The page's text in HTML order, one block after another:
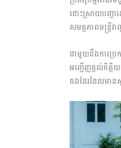
ដោះស្រាយបញ្ហា
សមត្ថភាព​មន្រ្តីវ
ជាមួយនឹងការប្រ
អញ្ជើញផ្ដល់កិត្
ផងដែរដែលមាន